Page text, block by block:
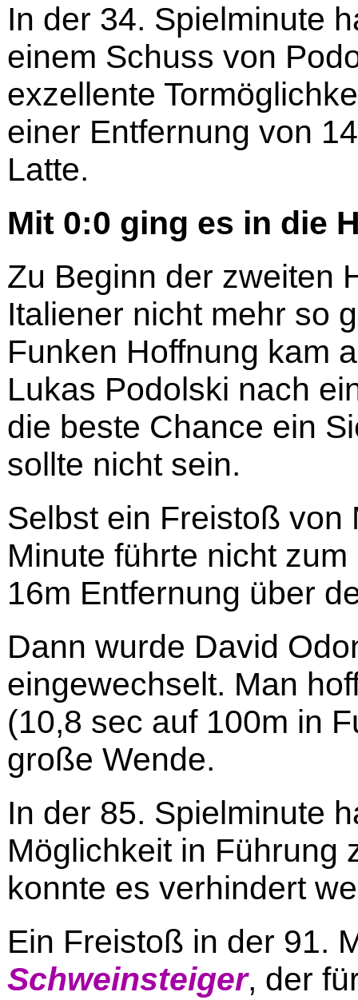
In der 34. Spielminute
einem Schuss von
exzellente
einer Entfernung von
Latte.
Mit 0:0 ging es in die
Zu Beginn der zweiten
Italiener nicht mehr so
Funken Hoffnung kam
Lukas Podolski nach
die beste Chance ein
sollte nicht sein.
Selbst ein Freistoß von
Minute führte nicht
16m Entfernung über
Dann wurde David
eingewechselt. Man
(10,8 sec auf 100m in
große Wende.
In der 85. Spielminute
Möglichkeit in Führung
konnte es verhindert
Ein Freistoß in der 91.
Schweinsteiger, der